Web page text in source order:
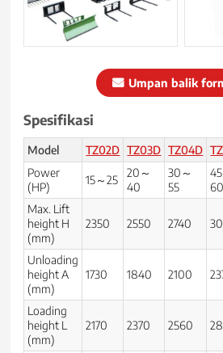
Umpan balik
Spesifikasi
Model TZ02D TZ03D TZ04D
Power
(HP)
15～25
20～
40
30～
55
60
Max. Lift
height H
(mm)
2350 2550 2740
Unloading
height A
(mm)
1730 1840 2100
Loading
height L
(mm)
2170 2370 2560